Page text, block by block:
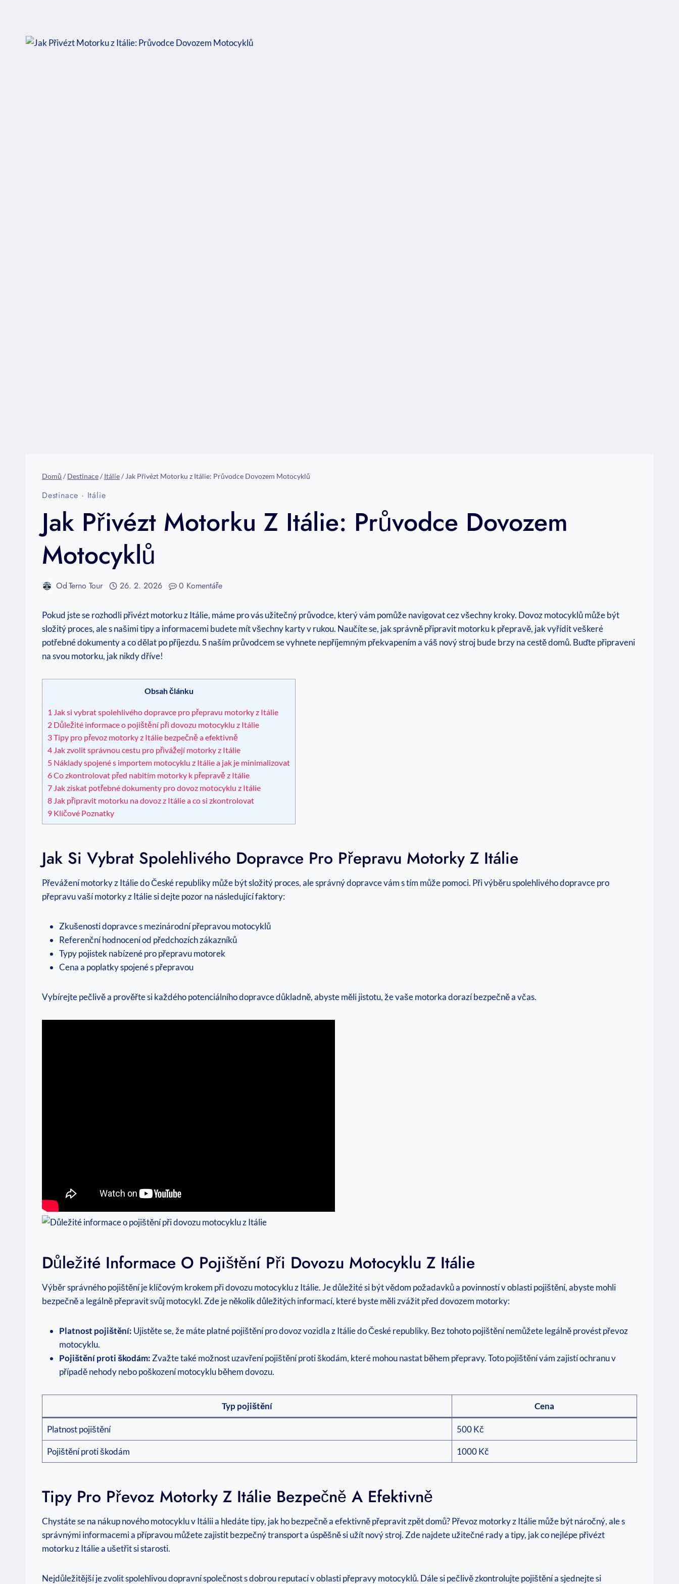
Domů / Destinace/ Itálie/ Jak Přivézt Motorku z Itálie: Průvodce Dovozem Motocyklů
Destinace · Itálie
Jak Přivézt Motorku Z Itálie: Průvodce Dovozem
Motocyklů
OdTerno Tour 26. 2. 2026 0 Komentáře
Pokud jste se rozhodli přivézt motorku z Itálie, máme pro vás užitečný průvodce, který vám pomůže navigovat cez všechny kroky. Dovoz motocyklů může být
složitý proces, ale s našimi tipy a informacemi budete mít všechny karty v rukou. Naučíte se, jak správně připravit motorku k přepravě, jak vyřídit veškeré
potřebné dokumenty a co dělat po příjezdu. S naším průvodcem se vyhnete nepříjemným překvapením a váš nový stroj bude brzy na cestě domů. Buďte připraveni
na svou motorku, jak nikdy dříve!
Obsah článku
1 Jak si vybrat spolehlivého dopravce pro přepravu motorky z Itálie
2 Důležité informace o pojištění při dovozu motocyklu z Itálie
3Tipy pro převoz motorky z Itálie bezpečně a efektivně
4 Jak zvolit správnou cestu pro přivážejí motorky z Itálie
5 Náklady spojené s importem motocyklu z Itálie a jak je minimalizovat
6Co zkontrolovat před nabitím motorky k přepravě z Itálie
7 Jak získat potřebné dokumenty pro dovoz motocyklu z Itálie
8 Jak připravit motorku na dovoz z Itálie a co si zkontrolovat
9 Klíčové Poznatky
Jak Si Vybrat Spolehlivého Dopravce Pro Přepravu Motorky Z Itálie
Převážení motorky z Itálie do České republiky může být složitý proces, ale správný dopravce vám s tím může pomoci. Při výběru spolehlivého dopravce pro
přepravu vaší motorky z Itálie si dejte pozor na následující faktory:
Zkušenosti dopravce s mezinárodní přepravou motocyklů
Referenční hodnocení od předchozích zákazníků
Typy pojistek nabízené pro přepravu motorek
Cena a poplatky spojené s přepravou
Vybírejte pečlivě a prověřte si každého potenciálního dopravce důkladně, abyste měli jistotu, že vaše motorka dorazí bezpečně a včas.
Důležité Informace O Pojištění Při Dovozu Motocyklu Z Itálie
Výběr správného pojištění je klíčovým krokem při dovozu motocyklu z Itálie. Je důležité si být vědom požadavků a povinností v oblasti pojištění, abyste mohli
bezpečně a legálně přepravit svůj motocykl. Zde je několik důležitých informací, které byste měli zvážit před dovozem motorky:
Platnost pojištění: Ujistěte se, že máte platné pojištění pro dovoz vozidla z Itálie do České republiky. Bez tohoto pojištění nemůžete legálně provést převoz
motocyklu.
Pojištění proti škodám:Zvažte také možnost uzavření pojištění proti škodám, které mohou nastat během přepravy. Toto pojištění vám zajistí ochranu v
případě nehody nebo poškození motocyklu během dovozu.
Typ pojištění Cena
Platnost pojištění 500 Kč
Pojištění proti škodám 1000 Kč
Tipy Pro Převoz Motorky Z Itálie Bezpečně A Efektivně
Chystáte se na nákup nového motocyklu v Itálii a hledáte tipy, jak ho bezpečně a efektivně přepravit zpět domů? Převoz motorky z Itálie může být náročný, ale s
správnými informacemi a přípravou můžete zajistit bezpečný transport a úspěšně si užít nový stroj. Zde najdete užitečné rady a tipy, jak co nejlépe přivézt
motorku z Itálie a ušetřit si starosti.
Nejdůležitější je zvolit spolehlivou dopravní společnost s dobrou reputací v oblasti přepravy motocyklů. Dále si pečlivě zkontrolujte pojištění a sjednejte si